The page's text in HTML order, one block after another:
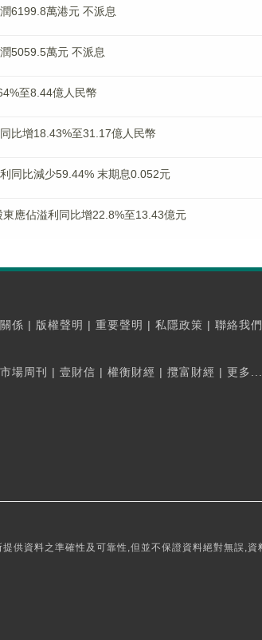
6199.8萬港元 不派息
5059.5萬元 不派息
至8.44億人民幣
比增18.43%至31.17億人民幣
同比減少59.44% 末期息0.052元
應佔溢利同比增22.8%至13.43億元
係 | 版權聲明 | 重要聲明 | 私隱政策 | 聯絡我們
場周刊 | 壹財信 | 權衡財經 | 攬富財經 | 更多...
供資料之準確性及可靠性,但並不保證資料絕對無誤,資